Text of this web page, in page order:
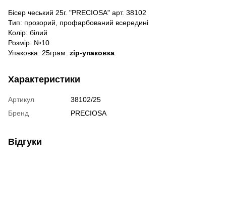
Бісер чеський 25г. "PRECIOSA" арт. 38102
Тип: прозорий, профарбований всередині
Колір: білий
Розмір: №10
Упаковка: 25грам. zip-упаковка
Характеристики
Артикул
38102/25
Бренд
PRECIOSA
Відгуки